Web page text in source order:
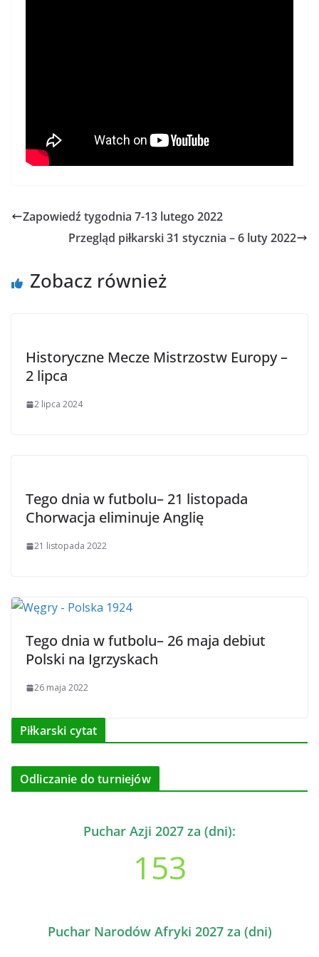
Zapowiedź tygodnia 7-13 lutego 2022
Przegląd piłkarski 31 stycznia – 6 luty 2022
Zobacz również
Historyczne Mecze Mistrzostw Europy –
2 lipca
2 lipca 2024
Tego dnia w futbolu– 21 listopada
Chorwacja eliminuje Anglię
21 listopada 2022
Tego dnia w futbolu– 26 maja debiut
Polski na Igrzyskach
26 maja 2022
Piłkarski cytat
Odliczanie do turniejów
Puchar Azji 2027 za (dni):
153
Puchar Narodów Afryki 2027 za (dni)